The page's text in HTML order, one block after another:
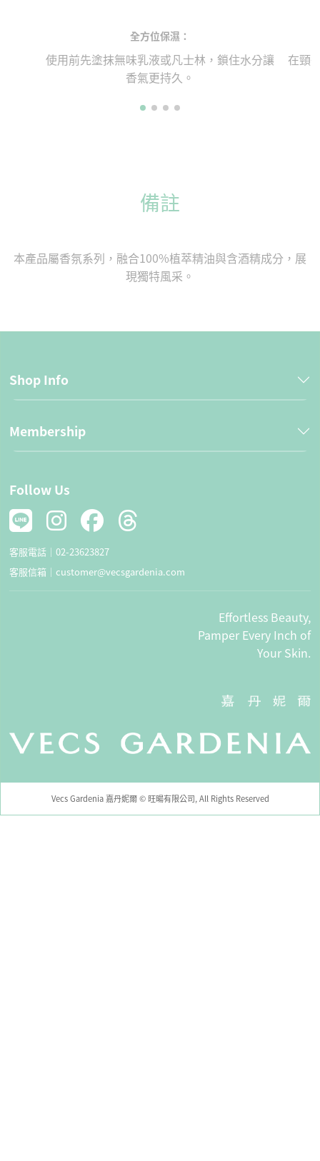
全方位保濕：
使用前先塗抹無味乳液或凡士林，鎖住水分讓
香氣更持久。
在頸
備註
本產品屬香氛系列，融合100%植萃精油與含酒精成分，展
現獨特風采。
Shop Info
Membership
Follow Us
客服電話｜ 02-23623827
客服信箱｜ customer@vecsgardenia.com
Effortless Beauty,
Pamper Every Inch of
Your Skin.
Vecs Gardenia 嘉丹妮爾 © 旺暘有限公司, All Rights Reserved